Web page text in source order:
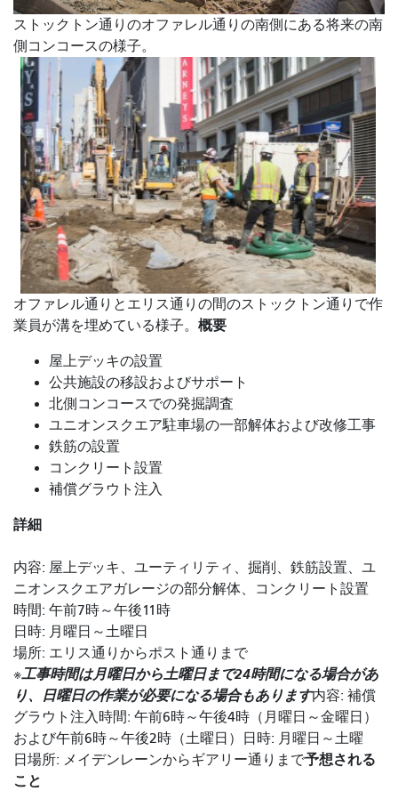
ストックトン通りのオファレル通りの南側にある将来の南
側コンコースの様子。
オファレル通りとエリス通りの間のストックトン通りで作
業員が溝を埋めている様子。 概要
屋上デッキの設置
公共施設の移設およびサポート
北側コンコースでの発掘調査
ユニオンスクエア駐車場の一部解体および改修工事
鉄筋の設置
コンクリート設置
補償グラウト注入
詳細
内容: 屋上デッキ、ユーティリティ、掘削、鉄筋設置、ユ
ニオンスクエアガレージの部分解体、コンクリート設置
時間: 午前7時～午後11時
日時: 月曜日～土曜日
場所: エリス通りからポスト通りまで
※工事時間は月曜日から土曜日まで24時間になる場合があ
り、日曜日の作業が必要になる場合もあります内容: 補償
グラウト注入時間: 午前6時～午後4時（月曜日～金曜日）
および午前6時～午後2時（土曜日）
日時: 月曜日～土曜
日 場所: メイデンレーンからギアリー通りまで予想される
こと